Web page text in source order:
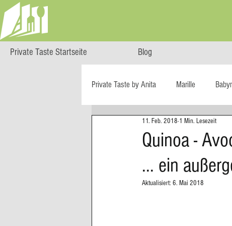
Private Taste Startseite Blog
Private Taste by Anita Marille
Cooking Class HERZGENUSS
Reise-Blog
Quinoa -
... ein
11. Feb. 2018 1 Min. Lesezeit
Aktualisiert: 6. Mai 2018